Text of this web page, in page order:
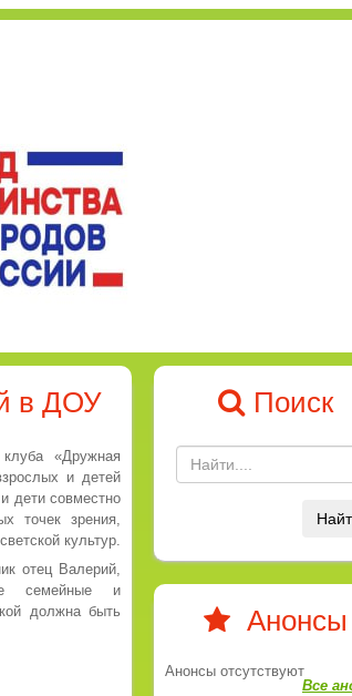
в ДОУ
«Дружная
и детей
дети совместно
точек зрения,
культур.
отец Валерий,
семейные и
должна быть
Поиск
Анонсы
Анонсы отсутствуют
Все